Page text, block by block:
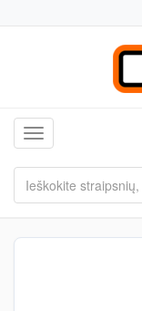
Toggle navigation